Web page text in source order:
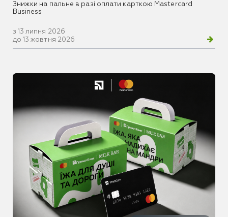
Знижки на пальне в разі оплати карткою Mastercard
Business
з 13 липня 2026
до 13 жовтня 2026